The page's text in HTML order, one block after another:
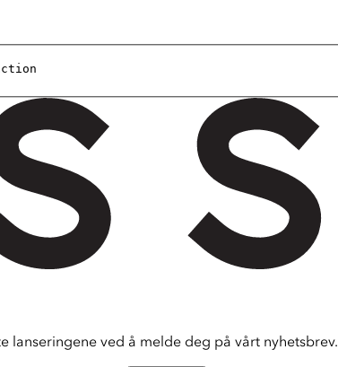
lanseringene ved å melde deg på vårt nyhetsbrev.